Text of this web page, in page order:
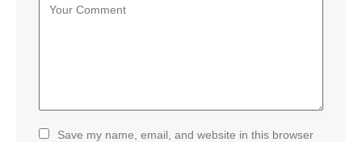
Save my name, email, and website in this browser